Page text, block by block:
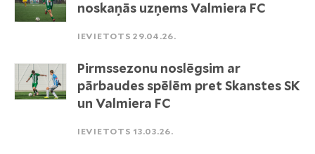
noskaņās uzņems Valmiera FC
IEVIETOTS 29.04.26.
Pirmssezonu noslēgsim ar
pārbaudes spēlēm pret Skanstes SK
un Valmiera FC
IEVIETOTS 13.03.26.